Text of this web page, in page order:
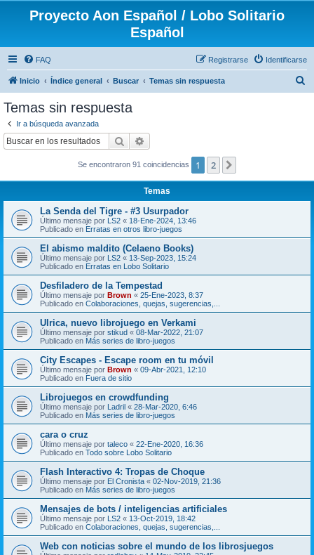
Proyecto Aon Español / Lobo Solitario
Español
FAQ Identificarse
Registrarse
Inicio Índice general Buscar Temas sin respuesta
Temas sin respuesta
Ir a búsqueda avanzada
Buscar
Se encontraron 91 coincidencias 1 2
Temas
La Senda del Tigre - #3 Usurpador
Último mensaje por LS2 « 18-Ene-2024, 13:46
Publicado en Erratas en otros libro-juegos
El abismo maldito (Celaeno Books)
Último mensaje por LS2 « 13-Sep-2023, 15:24
Publicado en Erratas en Lobo Solitario
Desfiladero de la Tempestad
Último mensaje por Brown « 25-Ene-2023, 8:37
Publicado en Colaboraciones, quejas, sugerencias,...
Ulrica, nuevo librojuego en Verkami
Último mensaje por stikud « 08-Mar-2022, 21:07
Publicado en Más series de libro-juegos
City Escapes - Escape room en tu móvil
Último mensaje por Brown « 09-Abr-2021, 12:10
Publicado en Fuera de sitio
Librojuegos en crowdfunding
Último mensaje por Ladril « 28-Mar-2020, 6:46
Publicado en Más series de libro-juegos
cara o cruz
Último mensaje por taleco « 22-Ene-2020, 16:36
Publicado en Todo sobre Lobo Solitario
Flash Interactivo 4: Tropas de Choque
Último mensaje por El Cronista « 02-Nov-2019, 21:36
Publicado en Más series de libro-juegos
Mensajes de bots / inteligencias artificiales
Último mensaje por LS2 « 13-Oct-2019, 18:42
Publicado en Colaboraciones, quejas, sugerencias,...
Web con noticias sobre el mundo de los librosjuegos